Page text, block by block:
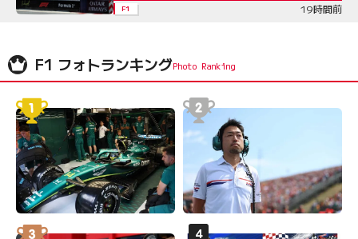
F1 19時間前
F1 フォトランキング